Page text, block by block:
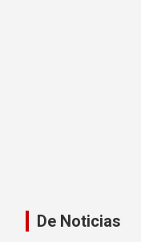
De Noticias